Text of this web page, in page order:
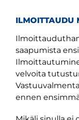
ILMOITTAUDU
saapumista
velvoita
ennen